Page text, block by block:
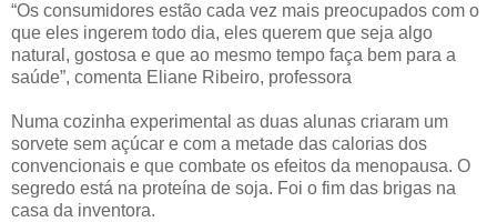
“Os consumidores estão cada vez mais preocupados com o
que eles ingerem todo dia, eles querem que seja algo
natural, gostosa e que ao mesmo tempo faça bem para a
saúde”, comenta Eliane Ribeiro, professora
Numa cozinha experimental as duas alunas criaram um
sorvete sem açúcar e com a metade das calorias dos
convencionais e que combate os efeitos da menopausa. O
segredo está na proteína de soja. Foi o fim das brigas na
casa da inventora.